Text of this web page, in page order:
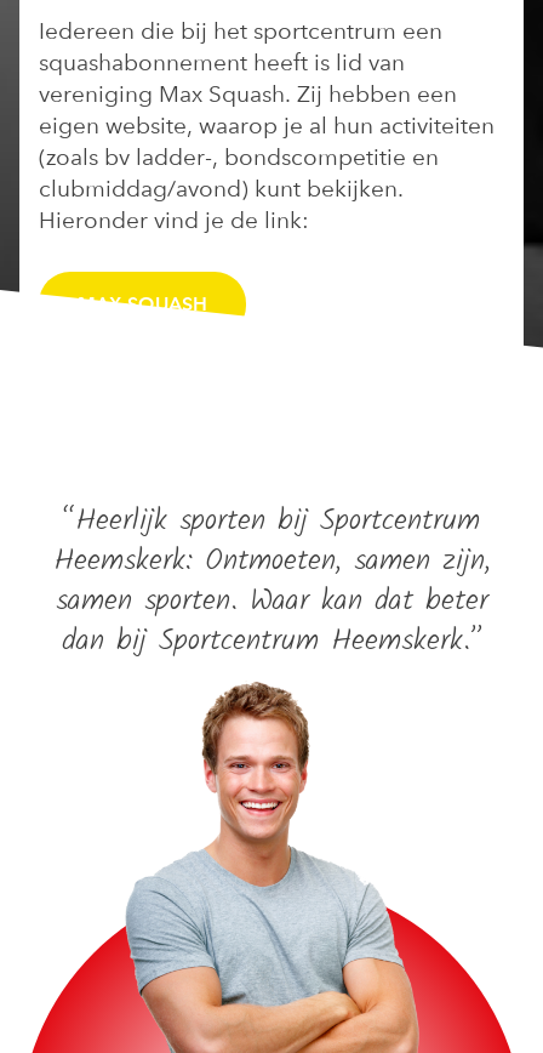
Iedereen die bij het sportcentrum een
squashabonnement heeft is lid van
vereniging Max Squash. Zij hebben een
eigen website, waarop je al hun activiteiten
(zoals bv ladder-, bondscompetitie en
clubmiddag/avond) kunt bekijken.
Hieronder vind je de link:
MAX SQUASH
“Heerlijk sporten bij Sportcentrum
Heemskerk: Ontmoeten, samen zijn,
samen sporten. Waar kan dat beter
dan bij Sportcentrum Heemskerk.”